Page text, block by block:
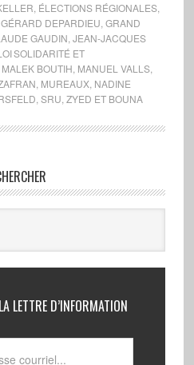
ÉLECTIONS RÉGIONALES,
GÉRARD DEPARDIEU GRAND
GAUDIN JEAN-JACQUES
SOLIDARITÉ ET
MALEK BOUTIH MANUEL VALLS,
MUREAUX, NADINE
SRU ZYED ET BOUNA
LETTRE D’INFORMATION